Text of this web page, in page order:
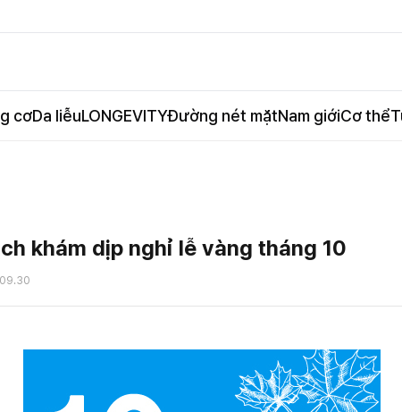
cơDa liễuLONGEVITYĐường nét mặtNam giớiCơ thể
khám dịp nghỉ lễ vàng tháng 10